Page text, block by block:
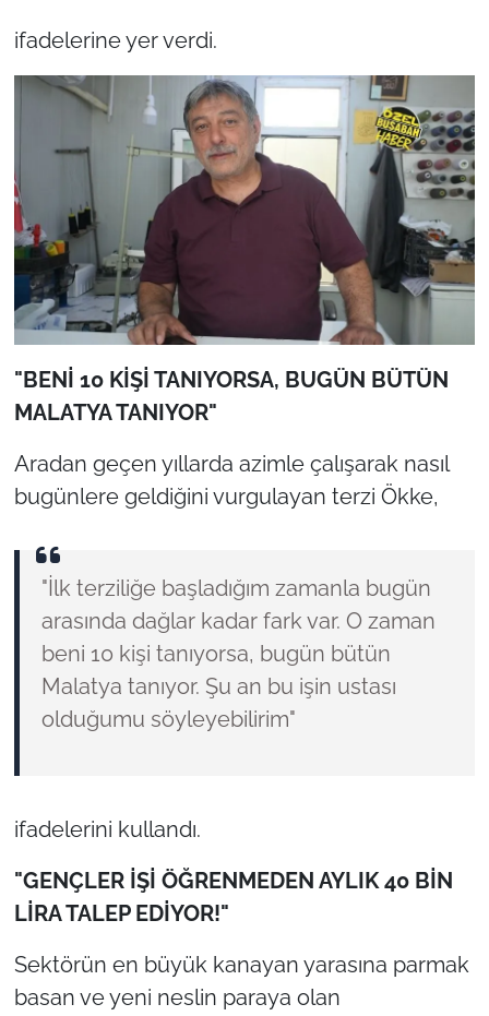
ifadelerine yer verdi.
"BENİ 10 KİŞİ TANIYORSA, BUGÜN BÜTÜN
MALATYA TANIYOR"
Aradan geçen yıllarda azimle çalışarak nasıl
bugünlere geldiğini vurgulayan terzi Ökke,
"İlk terziliğe başladığım zamanla bugün
arasında dağlar kadar fark var. O zaman
beni 10 kişi tanıyorsa, bugün bütün
Malatya tanıyor. Şu an bu işin ustası
olduğumu söyleyebilirim"
ifadelerini kullandı.
"GENÇLER İŞİ ÖĞRENMEDEN AYLIK 40 BİN
LİRA TALEP EDİYOR!"
Sektörün en büyük kanayan yarasına parmak
basan ve yeni neslin paraya olan